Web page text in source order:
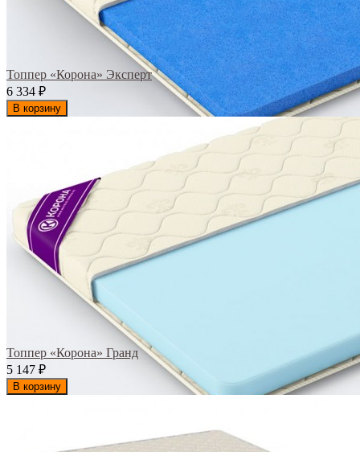
Топпер «Корона» Эксперт
6 334 ₽
В корзину
Топпер «Корона» Гранд
5 147 ₽
В корзину